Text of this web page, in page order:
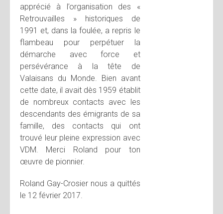
apprécié à l’organisation des «
Retrouvailles » historiques de
1991 et, dans la foulée, a repris le
flambeau pour perpétuer la
démarche avec force et
persévérance à la tête de
Valaisans du Monde. Bien avant
cette date, il avait dès 1959 établit
de nombreux contacts avec les
descendants des émigrants de sa
famille, des contacts qui ont
trouvé leur pleine expression avec
VDM. Merci Roland pour ton
œuvre de pionnier.
Roland Gay-Crosier nous a quittés
le 12 février 2017.